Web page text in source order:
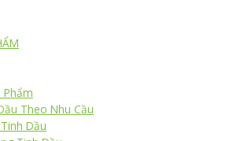
Phẩm
Theo Nhu Cầu
Dầu